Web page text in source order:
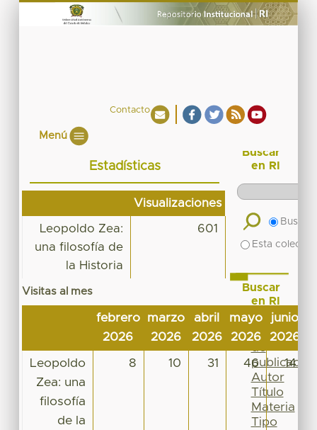
Contacto
Menú
Estadísticas
Visualizaciones
Leopoldo Zea:
una filosofía de
la Historia
601
Visitas al mes
febrero
2026
marzo
2026
abril
2026
mayo
2026
junio
2026
Leopoldo
Zea: una
filosofía
de la
8 10 31 46 14
Buscar
en RI
Buscar
Esta
Buscar
en RI
Por
Fecha
de
publicación
Autor
Título
Materia
Tipo